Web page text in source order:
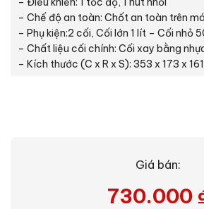
– Chế độ an toàn: Chốt an toàn trên
– Phụ kiện:2 cối, Cối lớn 1 lít – Cối nhỏ
– Chất liệu cối chính: Cối xay bằng
– Kích thước (C x R x S): 353 x 173 x
Giá bán:
730.000